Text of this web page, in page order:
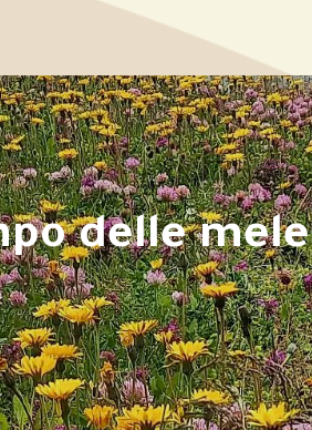
delle mele